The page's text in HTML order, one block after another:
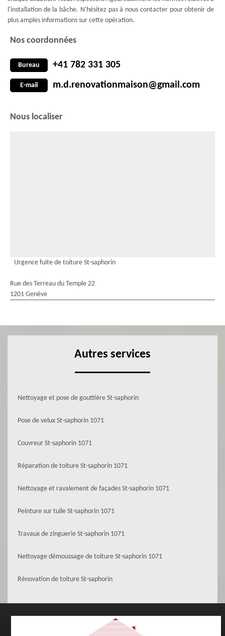
l'installation de la bâche. N'hésitez pas à nous contacter pour obtenir de
plus amples informations sur cette opération.
Nos coordonnées
Bureau +41 782 331 305
E-mail m.d.renovationmaison@gmail.com
Nous localiser
Urgence fuite de toiture St-saphorin
Rue des Terreau du Temple 22
1201 Genève
Autres services
Nettoyage et pose de gouttière St-saphorin
Pose de velux St-saphorin 1071
Couvreur St-saphorin 1071
Réparation de toiture St-saphorin 1071
Nettoyage et ravalement de façades St-saphorin 1071
Peinture sur tuile St-saphorin 1071
Travaux de zinguerie St-saphorin 1071
Nettoyage démoussage de toiture St-saphorin 1071
Rénovation de toiture St-saphorin